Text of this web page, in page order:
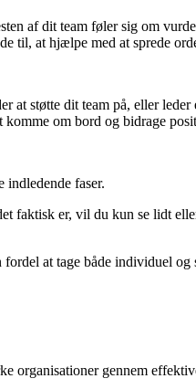
af ​​dit team føler sig om
til, at hjælpe med at sprede
støtte dit team på, eller
om bord og bidrage
indledende faser.
faktisk er, vil du kun se lidt
at tage både individuel og
organisationer gennem